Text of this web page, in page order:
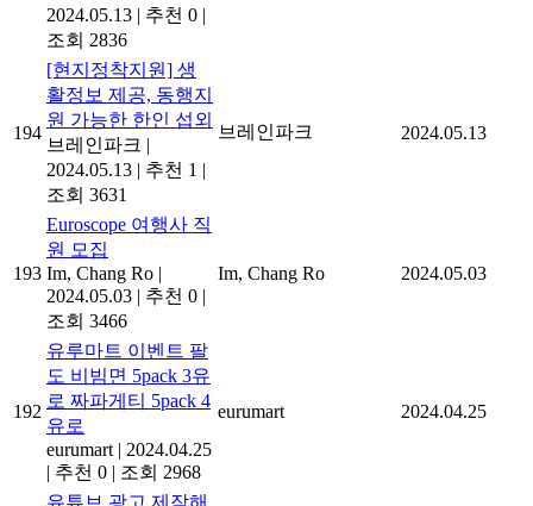
2024.05.13 | 추천 0 |
조회 2836
194
[현지정착지원] 생
활정보 제공, 동행지
원 가능한 한인 섭외
브레인파크 |
2024.05.13 | 추천 1 |
조회 3631
브레인파크 2024.05.13
193
Euroscope 여행사 직
원 모집
Im, Chang Ro |
2024.05.03 | 추천 0 |
조회 3466
Im, Chang Ro 2024.05.03
192
유루마트 이벤트 팔
도 비빔면 5pack 3유
로 짜파게티 5pack 4
유로
eurumart | 2024.04.25
| 추천 0 | 조회 2968
eurumart 2024.04.25
유튜브 광고 제작해